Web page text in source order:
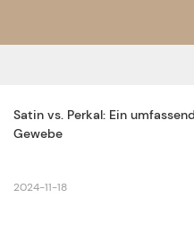
Satin vs. Perkal: Ein
Gewebe
2024-11-18